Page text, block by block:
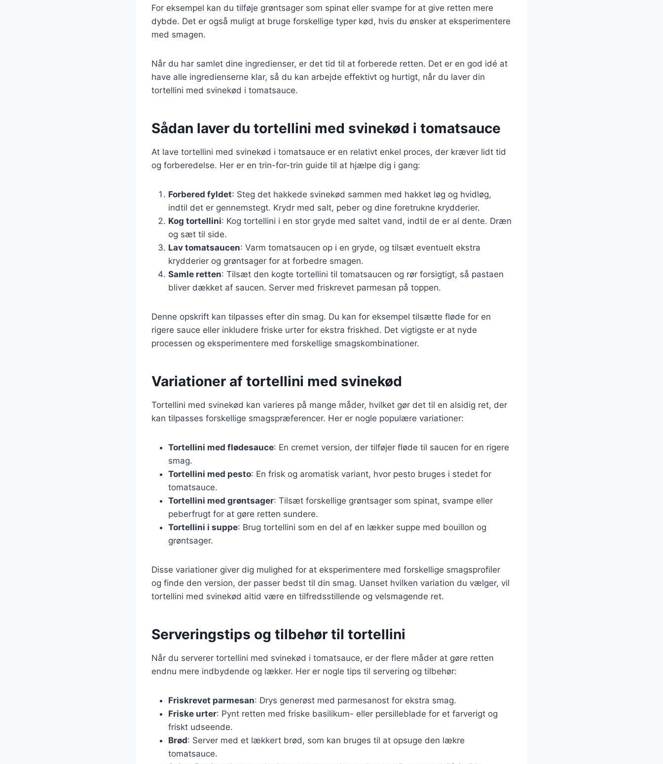
For eksempel kan du tilføje grøntsager som spinat eller svampe for at give retten mere
dybde. Det er også muligt at bruge forskellige typer kød, hvis du ønsker at eksperimentere
med smagen.
Når du har samlet dine ingredienser, er det tid til at forberede retten. Det er en god idé at
have alle ingredienserne klar, så du kan arbejde effektivt og hurtigt, når du laver din
tortellini med svinekød i tomatsauce.
Sådan laver du tortellini med svinekød i tomatsauce
At lave tortellini med svinekød i tomatsauce er en relativt enkel proces, der kræver lidt tid
og forberedelse. Her er en trin-for-trin guide til at hjælpe dig i gang:
Forbered fyldet: Steg det hakkede svinekød sammen med hakket løg og hvidløg,
indtil det er gennemstegt. Krydr med salt, peber og dine foretrukne krydderier.
Kog tortellini: Kog tortellini i en stor gryde med saltet vand, indtil de er al dente. Dræn
og sæt til side.
Lav tomatsaucen: Varm tomatsaucen op i en gryde, og tilsæt eventuelt ekstra
krydderier og grøntsager for at forbedre smagen.
Samle retten: Tilsæt den kogte tortellini til tomatsaucen og rør forsigtigt, så pastaen
bliver dækket af saucen. Server med friskrevet parmesan på toppen.
Denne opskrift kan tilpasses efter din smag. Du kan for eksempel tilsætte fløde for en
rigere sauce eller inkludere friske urter for ekstra friskhed. Det vigtigste er at nyde
processen og eksperimentere med forskellige smagskombinationer.
Variationer af tortellini med svinekød
Tortellini med svinekød kan varieres på mange måder, hvilket gør det til en alsidig ret, der
kan tilpasses forskellige smagspræferencer. Her er nogle populære variationer:
Tortellini med flødesauce: En cremet version, der tilføjer fløde til saucen for en rigere
smag.
Tortellini med pesto: En frisk og aromatisk variant, hvor pesto bruges i stedet for
tomatsauce.
Tortellini med grøntsager: Tilsæt forskellige grøntsager som spinat, svampe eller
peberfrugt for at gøre retten sundere.
Tortellini i suppe: Brug tortellini som en del af en lækker suppe med bouillon og
grøntsager.
Disse variationer giver dig mulighed for at eksperimentere med forskellige smagsprofiler
og finde den version, der passer bedst til din smag. Uanset hvilken variation du vælger, vil
tortellini med svinekød altid være en tilfredsstillende og velsmagende ret.
Serveringstips og tilbehør til tortellini
Når du serverer tortellini med svinekød i tomatsauce, er der flere måder at gøre retten
endnu mere indbydende og lækker. Her er nogle tips til servering og tilbehør:
Friskrevet parmesan: Drys generøst med parmesanost for ekstra smag.
Friske urter: Pynt retten med friske basilikum- eller persilleblade for et farverigt og
friskt udseende.
Brød: Server med et lækkert brød, som kan bruges til at opsuge den lækre
tomatsauce.